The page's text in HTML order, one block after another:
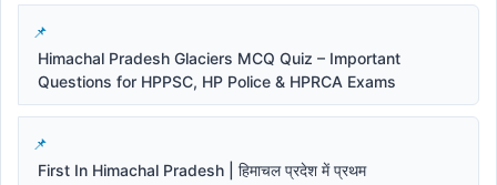
Himachal Pradesh Glaciers MCQ Quiz – Important
Questions for HPPSC, HP Police & HPRCA Exams
First In Himachal Pradesh | हिमाचल प्रदेश में प्रथम